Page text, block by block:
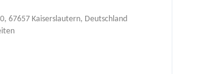
67657 Kaiserslautern, Deutschland